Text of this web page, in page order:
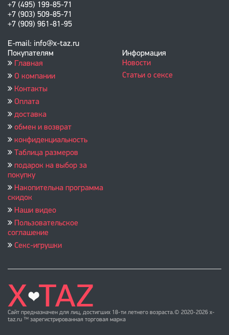
+7 (495) 199-85-71
+7 (903) 509-85-71
+7 (909) 961-81-95
E-mail: info@x-taz.ru
Покупателям
Главная
О компании
Контакты
Оплата
доставка
обмен и возврат
конфиденциальность
Таблица размеров
подарок на выбор за
покупку
Накопительна программа
скидок
Наши видео
Пользовательское
соглашение
Секс-игрушки
Информация
Новости
Статьи о сексе
Сайт предназначен для лиц, достигших 18-ти летнего возраста.© 2020-2026 x-
taz.ru ™ зарегистрированная торговая марка